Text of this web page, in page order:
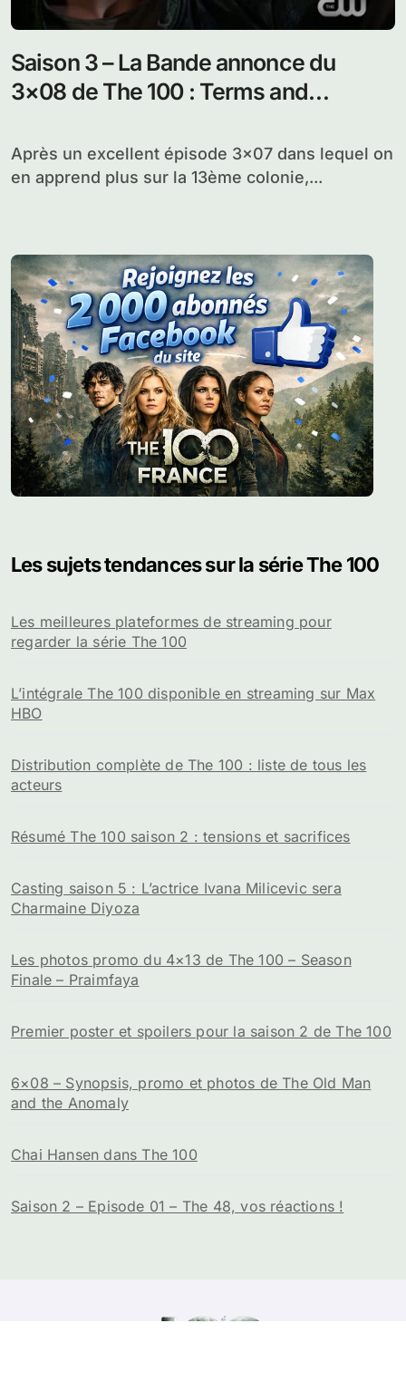
Saison 3 – La Bande annonce du
3×08 de The 100 : Terms and
Après un excellent épisode 3×07 dans lequel on
en apprend plus sur la 13ème colonie,...
Les sujets tendances sur la série The 100
Les meilleures plateformes de streaming pour
regarder la série The 100
L’intégrale The 100 disponible en streaming sur Max
HBO
Distribution complète de The 100 : liste de tous les
acteurs
Résumé The 100 saison 2 : tensions et sacrifices
Casting saison 5 : L’actrice Ivana Milicevic sera
Charmaine Diyoza
Les photos promo du 4×13 de The 100 – Season
Finale – Praimfaya
Premier poster et spoilers pour la saison 2 de The 100
6×08 – Synopsis, promo et photos de The Old Man
and the Anomaly
Chai Hansen dans The 100
Saison 2 – Episode 01 – The 48, vos réactions !